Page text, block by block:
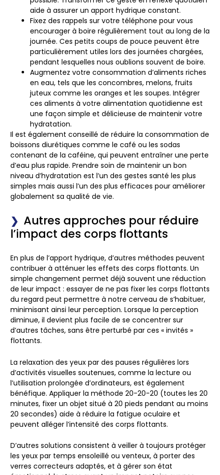
aide à assurer un apport hydrique constant.
Fixez des rappels sur votre téléphone pour vous
encourager à boire régulièrement tout au long de la
journée. Ces petits coups de pouce peuvent être
particulièrement utiles lors des journées chargées,
pendant lesquelles nous oublions souvent de boire.
Augmentez votre consommation d’aliments riches
en eau, tels que les concombres, melons, fruits
juteux comme les oranges et les soupes. Intégrer
ces aliments à votre alimentation quotidienne est
une façon simple et délicieuse de maintenir votre
hydratation.
Il est également conseillé de réduire la consommation de
boissons diurétiques comme le café ou les sodas
contenant de la caféine, qui peuvent entraîner une perte
d’eau plus rapide. Prendre soin de maintenir un bon
niveau d’hydratation est l’un des gestes santé les plus
simples mais aussi l’un des plus efficaces pour améliorer
globalement sa qualité de vie.
Autres approches pour réduire
l’impact des corps flottants
En plus de l’apport hydrique, d’autres méthodes peuvent
contribuer à atténuer les effets des corps flottants. Un
simple changement permet déjà souvent une réduction
de leur impact : essayer de ne pas fixer les corps flottants
du regard peut permettre à notre cerveau de s’habituer,
minimisant ainsi leur perception. Lorsque la perception
diminue, il devient plus facile de se concentrer sur
d’autres tâches, sans être perturbé par ces « invités »
flottants.
La relaxation des yeux par des pauses régulières lors
d’activités visuelles soutenues, comme la lecture ou
l’utilisation prolongée d’ordinateurs, est également
bénéfique. Appliquer la méthode 20-20-20 (toutes les 20
minutes, fixer un objet situé à 20 pieds pendant au moins
20 secondes) aide à réduire la fatigue oculaire et
peuvent alléger l’intensité des corps flottants.
D’autres solutions consistent à veiller à toujours protéger
les yeux par temps ensoleillé ou venteux, à porter des
verres correcteurs adaptés, et à gérer son état